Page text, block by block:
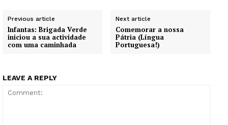
Previous article
Infantas: Brigada Verde
iniciou a sua actividade
com uma caminhada
Next article
Comemorar a nossa
Pátria (Língua
Portuguesa!)
LEAVE A REPLY